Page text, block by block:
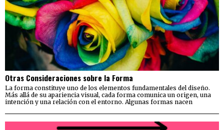
Otras Consideraciones sobre la Forma
La forma constituye uno de los elementos fundamentales del diseño.
Más allá de su apariencia visual, cada forma comunica un origen, una
intención y una relación con el entorno. Algunas formas nacen